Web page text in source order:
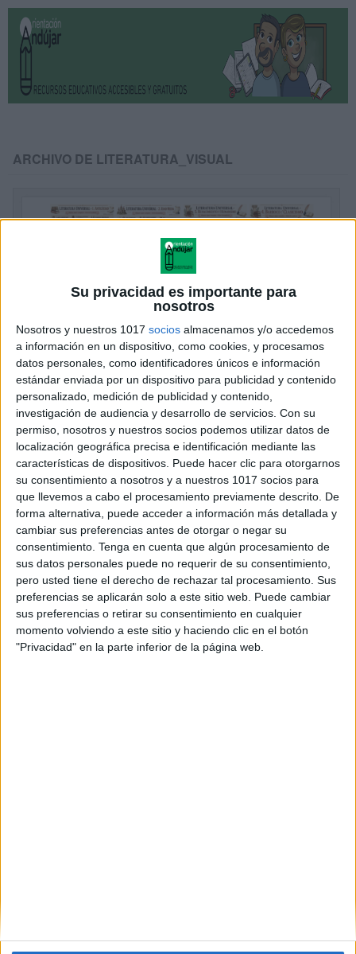
Su privacidad es importante para
nosotros
Nosotros y nuestros 1017 socios almacenamos y/o accedemos
a información en un dispositivo, como cookies, y procesamos
datos personales, como identificadores únicos e información
estándar enviada por un dispositivo para publicidad y contenido
personalizado, medición de publicidad y contenido,
investigación de audiencia y desarrollo de servicios. Con su
permiso, nosotros y nuestros socios podemos utilizar datos de
localización geográfica precisa e identificación mediante las
características de dispositivos. Puede hacer clic para otorgarnos
su consentimiento a nosotros y a nuestros 1017 socios para
que llevemos a cabo el procesamiento previamente descrito. De
forma alternativa, puede acceder a información más detallada y
cambiar sus preferencias antes de otorgar o negar su
consentimiento. Tenga en cuenta que algún procesamiento de
sus datos personales puede no requerir de su consentimiento,
pero usted tiene el derecho de rechazar tal procesamiento. Sus
preferencias se aplicarán solo a este sitio web. Puede cambiar
sus preferencias o retirar su consentimiento en cualquier
momento volviendo a este sitio y haciendo clic en el botón
"Privacidad" en la parte inferior de la página web.
ARCHIVO DE LITERATURA_VISUAL
Lásminas didácticas de la Literatura
Universal completa
Publicado el 9 junio, 2026
Un recorrido visual por la historia de la literatura Estas
láminas didácticas de la Literatura Universal son una
herramienta perfecta para repasar los principales
movimientos literarios desde la Antigüedad hasta […]
SEGUIR LEYENDO
Suscribir